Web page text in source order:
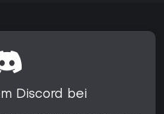
Discord bei